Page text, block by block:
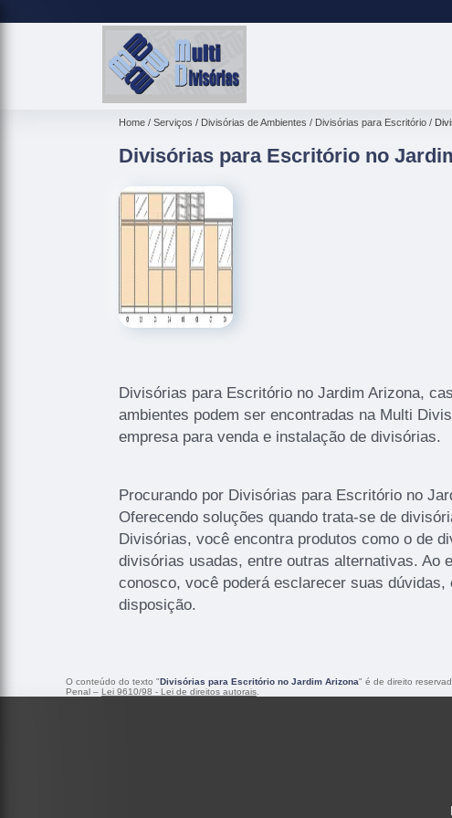
Home Serviços Divisórias de Ambientes Divisórias para Escritório
Divisórias para Escritório no
Divisórias para Escritório no Jardim Arizona,
ambientes podem ser encontradas na Multi
empresa para venda e instalação de divisórias.
Procurando por Divisórias para Escritório no
Oferecendo soluções quando trata-se de
Divisórias, você encontra produtos como o de
divisórias usadas, entre outras alternativas. Ao
conosco, você poderá esclarecer suas dúvidas,
disposição.
O conteúdo do texto "Divisórias para Escritório no Jardim Arizona" é de direito
Penal – Lei 9610/98 - Lei de direitos autorais